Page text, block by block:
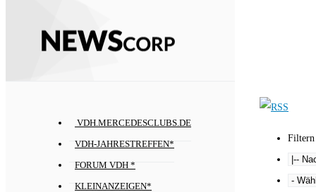
VDH.MERCEDESCLUBS.DE
VDH-JAHRESTREFFEN*
FORUM VDH *
KLEINANZEIGEN*
Filtern